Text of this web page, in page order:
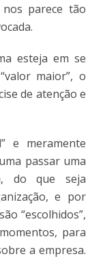
parece tão
esteja em se
maior”, o
de atenção e
e meramente
passar uma
do que seja
e por
“escolhidos”,
para
a empresa.